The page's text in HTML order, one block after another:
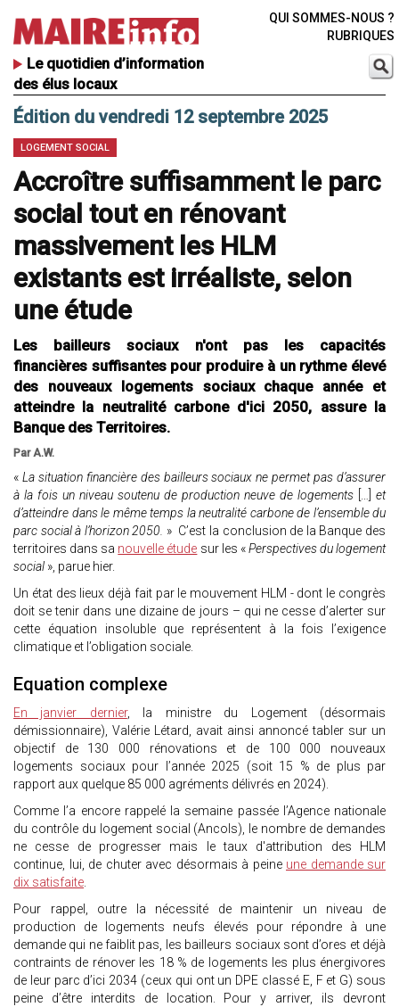
Le quotidien d’information
des élus locaux
QUI SOMMES-NOUS ?
RUBRIQUES
Édition du vendredi 12 septembre 2025
LOGEMENT SOCIAL
Accroître suffisamment le parc
social tout en rénovant
massivement les HLM
existants est irréaliste, selon
une étude
Les bailleurs sociaux n'ont pas les capacités
financières suffisantes pour produire à un rythme élevé
des nouveaux logements sociaux chaque année et
atteindre la neutralité carbone d'ici 2050, assure la
Banque des Territoires.
Par A.W.
« La situation financière des bailleurs sociaux ne permet pas d’assurer
à la fois un niveau soutenu de production neuve de logements […] et
d’atteindre dans le même temps la neutralité carbone de l’ensemble du
parc social à l’horizon 2050. » C’est la conclusion de la Banque des
territoires dans sa nouvelle étude sur les «Perspectives du logement
social », parue hier.
Un état des lieux déjà fait par le mouvement HLM - dont le congrès
doit se tenir dans une dizaine de jours – qui ne cesse d’alerter sur
cette équation insoluble que représentent à la fois l’exigence
climatique et l’obligation sociale.
Equation complexe
En janvier dernier, la ministre du Logement (désormais
démissionnaire), Valérie Létard, avait ainsi annoncé tabler sur un
objectif de 130 000 rénovations et de 100 000 nouveaux
logements sociaux pour l’année 2025 (soit 15 % de plus par
rapport aux quelque 85 000 agréments délivrés en 2024).
Comme l’a encore rappelé la semaine passée l’Agence nationale
du contrôle du logement social (Ancols), le nombre de demandes
ne cesse de progresser mais le taux d'attribution des HLM
continue, lui, de chuter avec désormais à peine une demande sur
dix satisfaite.
Pour rappel, outre la nécessité de maintenir un niveau de
production de logements neufs élevés pour répondre à une
demande qui ne faiblit pas, les bailleurs sociaux sont d’ores et déjà
contraints de rénover les 18 % de logements les plus énergivores
de leur parc d’ici 2034 (ceux qui ont un DPE classé E, F et G) sous
peine d’être interdits de location. Pour y arriver, ils devront